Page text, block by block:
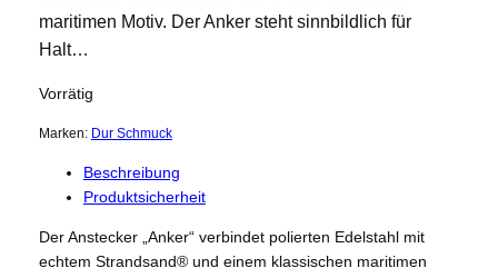
maritimen Motiv. Der Anker steht sinnbildlich für
Halt…
Vorrätig
Marken: Dur Schmuck
Beschreibung
Produktsicherheit
Der Anstecker „Anker“ verbindet polierten Edelstahl mit
echtem Strandsand® und einem klassischen maritimen